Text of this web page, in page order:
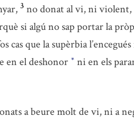
3 no donat al vi, ni violent,
si algú no sap portar la
cas que la supèrbia
en el deshonor * ni en els
a beure molt de vi, ni a